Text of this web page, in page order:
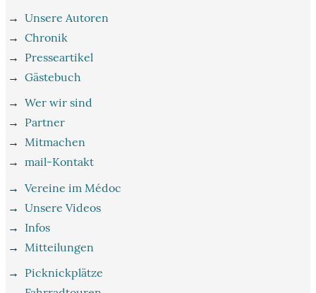
→Unsere Autoren
→Chronik
→ Presseartikel
→Gästebuch
→Wer wir sind
→ Partner
→Mitmachen
→mail-Kontakt
→Vereine im Médoc
→Unsere Videos
→ Infos
→ Mitteilungen
→ Picknickplätze